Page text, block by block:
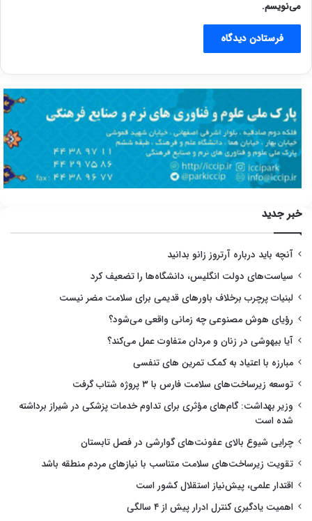
می‌نویسم.
خبر جدید
آنچه باید درباره آرتروز زانو بدانید
سیاست‌های دولت انگلیس، دانشگاه‌ها را تضعیف کرد
لبنیات پرچرب برخلاف باورهای قدیمی برای سلامت مضر نیست
رؤیای هوش مصنوعی چه زمانی واقعی می‌شود؟
آیا بیهوشی در زنان و مردان متفاوت عمل می‌کند؟
مبارزه با اعتیاد به کمک تمرین های تنفسی
توسعه زیرساخت‌های سلامت فارس با ۳ پروژه شتاب گرفت
وزیر بهداشت: گام‌های مؤثری برای تداوم خدمات پزشکی در شیراز برداشته
شده است
چرایی شیوع بالای عفونت‌های گوارشی در فصل تابستان
تقویت زیرساخت‌های سلامت متناسب با نیازهای مردم منطقه باشد
اقتدار علمی، پیش‌نیاز استقلال کشور است
اهمیت یادگیری کنترل ادرار پیش از ۴ سالگی